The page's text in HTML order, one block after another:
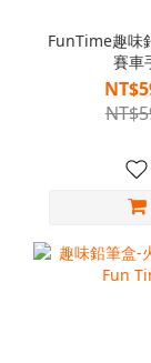
FunTime趣味
賽車